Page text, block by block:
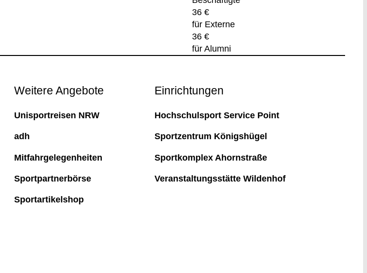
36 €
für Externe
36 €
für Alumni
Weitere Angebote
Unisportreisen NRW
adh
Mitfahrgelegenheiten
Sportpartnerbörse
Sportartikelshop
Einrichtungen
Hochschulsport Service Point
Sportzentrum Königshügel
Sportkomplex Ahornstraße
Veranstaltungsstätte Wildenhof